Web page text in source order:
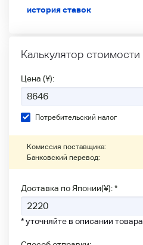
история ставок
Калькулятор стоимости
Цена (¥):
Потребительский налог
Комиссия поставщика:
Банковский перевод:
Доставка по Японии(¥): *
* уточняйте в описании товара